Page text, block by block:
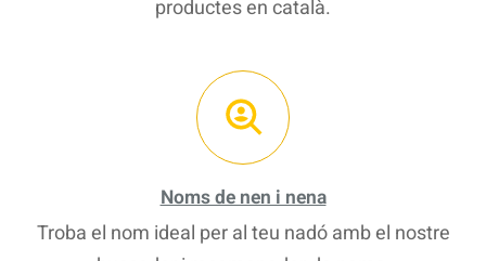
productes en català.
Noms de nen i nena
Troba el nom ideal per al teu nadó amb el nostre